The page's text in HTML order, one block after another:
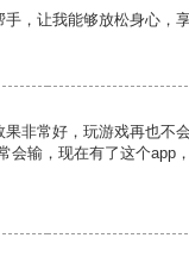
，让我能够放松身心，
非常好，玩游戏再也不
会输，现在有了这个app